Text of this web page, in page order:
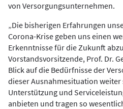
von Versorgungsunternehmen.
„Die bisherigen Erfahrungen
Corona-Krise geben uns einen
Erkenntnisse für die Zukunft
Vorstandsvorsitzende, Prof. Dr.
Blick auf die Bedürfnisse der
dieser Ausnahmesituation
Unterstützung und
anbieten und tragen so